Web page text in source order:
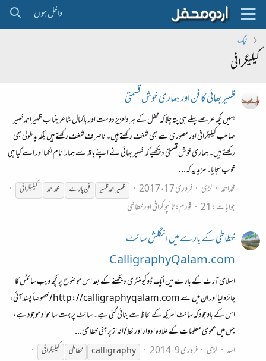
داخل ہوں
ٹیگ
کیلیگرافی
ظہیر بھائی کا فن اور ہماری خوش قسمتی
ہمیں کچھ عرصے پہلے ہی پتہ چلا کہ محفل کے ہر دلعزیز دوست اور باکمال شاعر جناب ظہیراحمدظہیر
صاحب کیلیگرافی اور مصوری سے بھی شغف رکھتے ہیں۔ ناصرف شغف رکھتے ہیں بلکہ ید طولیٰ بھی
رکھتے ہیں۔ ہماری خوش قسمتی دیکھیے کہ ظہیر بھائی نے اپنے ہاتھ سے ہمارا نام لکھا اور اسے کیا ہی
خوب سجایا۔ مزید یہ کہ...
محمداحمد لڑی فروری 17، 2017 ظہیر احمد ظہیر فن پارے محمد احمد کیلیگرافی
جوابات: 21 فورم:ٹائپو گرافی اور خطاطی
خطاطی کے بارے میں انگلش سائٹ
CalligraphyQalam.com
اسلامی آرٹ کے بارے میں ایک ڈوکیومنٹری دیکھنے کے بعد اس موضوع پر کچھ ویب سائٹس کا
جائزہ لیا اور ان میں سے http://calligraphyqalam.com/ خصوصاً پسند آئی،
اس کے باوجود کہ سائٹ امریکہ کے لحاظ سے بنائی گئی ہے۔ سائٹ پر بہت سا مواد موجود ہے،
جس میں عمومی معلومات کے علاوہ ادوار اور خط/انداز پر مبنی خطاطی...
اسد لڑی فروری 9، 2014 calligraphy خطاطی کیلیگرافی